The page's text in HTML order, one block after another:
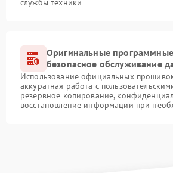
Оригинальные
безопасное обслуживание
Использование официальных
аккуратная работа с
резервное копирование,
восстановление информации при